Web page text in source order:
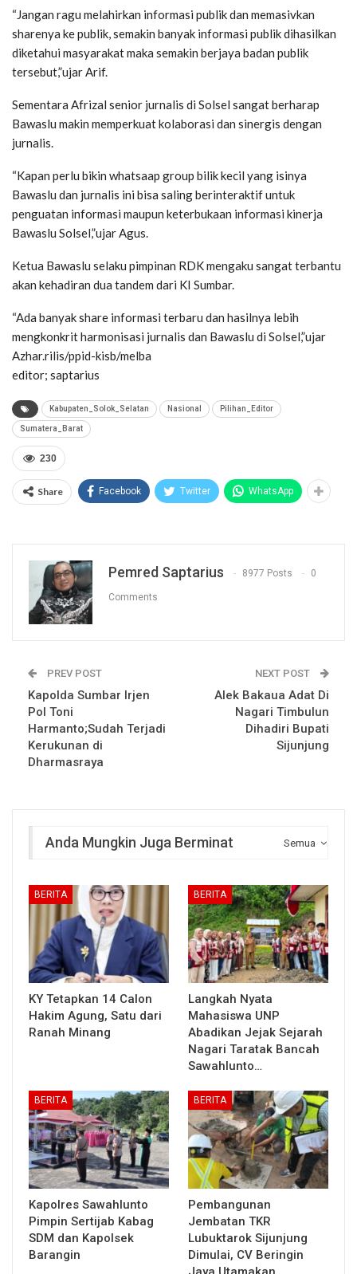
“Jangan ragu melahirkan informasi publik dan memasivkan
sharenya ke publik, semakin banyak informasi publik dihasilkan
diketahui masyarakat maka semakin berjaya badan publik
tersebut,”ujar Arif.
Sementara Afrizal senior jurnalis di Solsel sangat berharap
Bawaslu makin memperkuat kolaborasi dan sinergis dengan
jurnalis.
“Kapan perlu bikin whatsaap group bilik kecil yang isinya
Bawaslu dan jurnalis ini bisa saling berinteraktif untuk
penguatan informasi maupun keterbukaan informasi kinerja
Bawaslu Solsel,”ujar Agus.
Ketua Bawaslu selaku pimpinan RDK mengaku sangat terbantu
akan kehadiran dua tandem dari KI Sumbar.
“Ada banyak share informasi terbaru dan hasilnya lebih
mengkonkrit harmonisasi jurnalis dan Bawaslu di Solsel,”ujar
Azhar.rilis/ppid-kisb/melba
editor; saptarius
Kabupaten_Solok_Selatan Nasional Pilihan_Editor
Sumatera_Barat
230
Share Facebook Twitter WhatsApp
Pemred Saptarius 8977 Posts 0
Comments
PREV POST
Kapolda Sumbar Irjen
Pol Toni
Harmanto;Sudah Terjadi
Kerukunan di
Dharmasraya
NEXT POST
Alek Bakaua Adat Di
Nagari Timbulun
Dihadiri Bupati
Sijunjung
Semua
Anda Mungkin Juga Berminat
BERITA
KY Tetapkan 14 Calon
Hakim Agung, Satu dari
Ranah Minang
BERITA
Langkah Nyata
Mahasiswa UNP
Abadikan Jejak Sejarah
Nagari Taratak Bancah
Sawahlunto…
BERITA
Kapolres Sawahlunto
Pimpin Sertijab Kabag
SDM dan Kapolsek
Barangin
BERITA
Pembangunan
Jembatan TKR
Lubuktarok Sijunjung
Dimulai, CV Beringin